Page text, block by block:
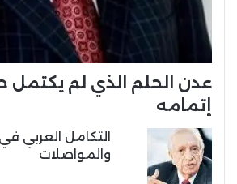
عدن الحلم الذي لم يكتمل
إتمامه
التكامل العربي
والمواصلات